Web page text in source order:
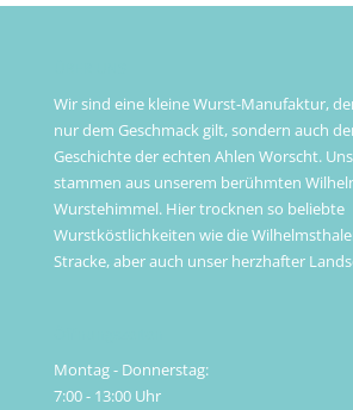
Wir sind eine kleine Wurst-Manufaktur,
nur dem Geschmack gilt, sondern auch
Geschichte der echten Ahlen Worscht.
stammen aus unserem berühmten
Wurstehimmel. Hier trocknen so beliebte
Wurstköstlichkeiten wie die
Stracke, aber auch unser herzhafter
Montag - Donnerstag:
7:00 - 13:00 Uhr